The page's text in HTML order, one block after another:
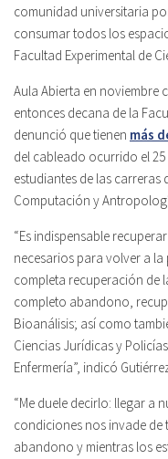
comunidad universitaria
consumar todos los
Facultad Experimental de
Aula Abierta en noviembre
entonces decana de la
denunció que tienen más
del cableado ocurrido el
estudiantes de las carreras
Computación y
“Es indispensable
necesarios para volver a
completa recuperación de
completo abandono,
Bioanálisis; así como
Ciencias Jurídicas y
Enfermería”, indicó
“Me duele decirlo: llegar a
condiciones nos invade de
abandono y mientras los